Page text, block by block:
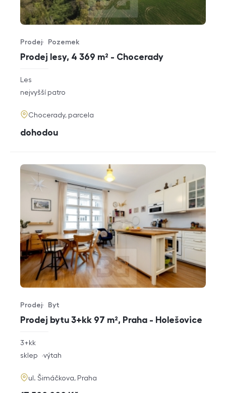
Prodej lesy, 4 369 m² - Chocerady
Typ nabídky
Prodej
Typ nemovitosti
Pozemek
rozměry
dispozice
Les
funkce
nejvyšší patro
adresa
Chocerady, parcela
cena
dohodou
Prodej bytu 3+kk 97 m², Praha - Holešovice
Typ nabídky
Prodej
Typ nemovitosti
Byt
rozměry
dispozice
3+kk
funkce
sklep výtah
adresa
ul. Šimáčkova, Praha